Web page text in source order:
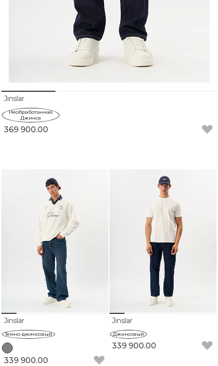
Jinslar
Необработанная
Джинса
369 900.00
Jinslar
Темно-джинсовый
339 900.00
Jinslar
Джинсовый
339 900.00